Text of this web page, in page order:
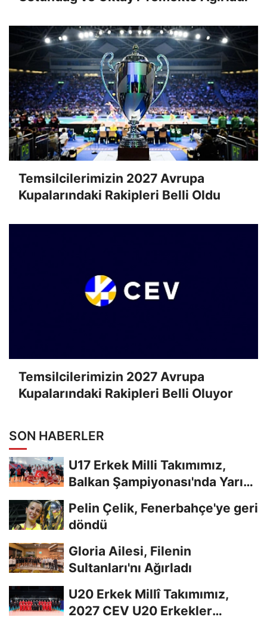
Temsilcilerimizin 2027 Avrupa
Kupalarındaki Rakipleri Belli Oldu
Temsilcilerimizin 2027 Avrupa
Kupalarındaki Rakipleri Belli Oluyor
SON HABERLER
U17 Erkek Milli Takımımız,
Balkan Şampiyonası'nda Yarı
Pelin Çelik, Fenerbahçe'ye geri
döndü
Gloria Ailesi, Filenin
Sultanları'nı Ağırladı
U20 Erkek Millî Takımımız,
2027 CEV U20 Erkekler